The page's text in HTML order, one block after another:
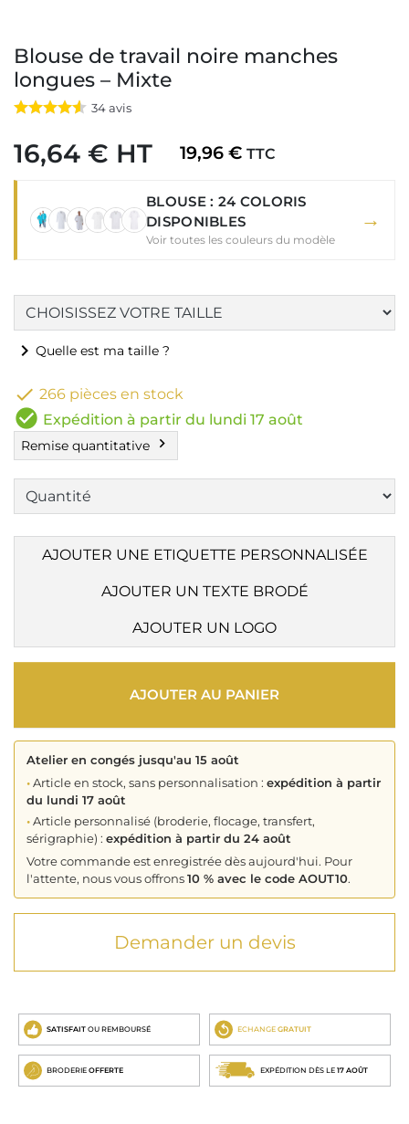
Blouse de travail noire manches
longues – Mixte
34avis
16,64 € HT 19,96 € TTC
BLOUSE : 24 COLORIS
DISPONIBLES
Voir toutes les couleurs du modèle
→
chevron_right Quelle est ma taille ?
 266 pièces en stock
check_circle Expédition à partir du lundi 17 août
Remise quantitative chevron_right
AJOUTER UNE ETIQUETTE PERSONNALISÉE
AJOUTER UN TEXTE BRODÉ
AJOUTER UN LOGO
AJOUTER AU PANIER
Atelier en congés jusqu'au 15 août
•Article en stock, sans personnalisation : expédition à partir
du lundi 17 août
•Article personnalisé (broderie, flocage, transfert,
sérigraphie) : expédition à partir du 24 août
Votre commande est enregistrée dès aujourd'hui. Pour
l'attente, nous vous offrons10 % avec le code AOUT10.
Demander un devis
SATISFAIT OU REMBOURSÉ ECHANGE GRATUIT
BRODERIE OFFERTE EXPÉDITION DÈS LE 17 AOÛT